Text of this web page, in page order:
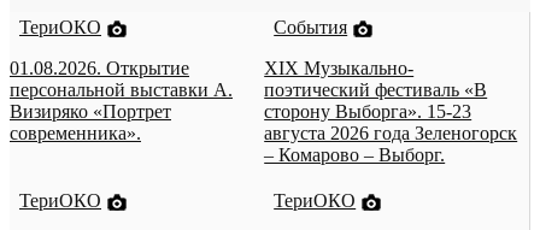
ТериОКО
01.08.2026. Открытие
персональной выставки А.
Визиряко «Портрет
современника».
События
XIX Музыкально-
поэтический фестиваль «В
сторону Выборга». 15-23
августа 2026 года Зеленогорск
– Комарово – Выборг.
ТериОКО
ТериОКО